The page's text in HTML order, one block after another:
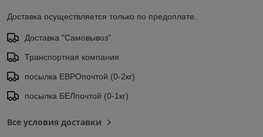
Доставка осуществляется только по предоплате.
Доставка "Самовывоз"
Транспортная компания
посылка ЕВРОпочтой (0-2кг)
посылка БЕЛпочтой (0-1кг)
Все условия доставки